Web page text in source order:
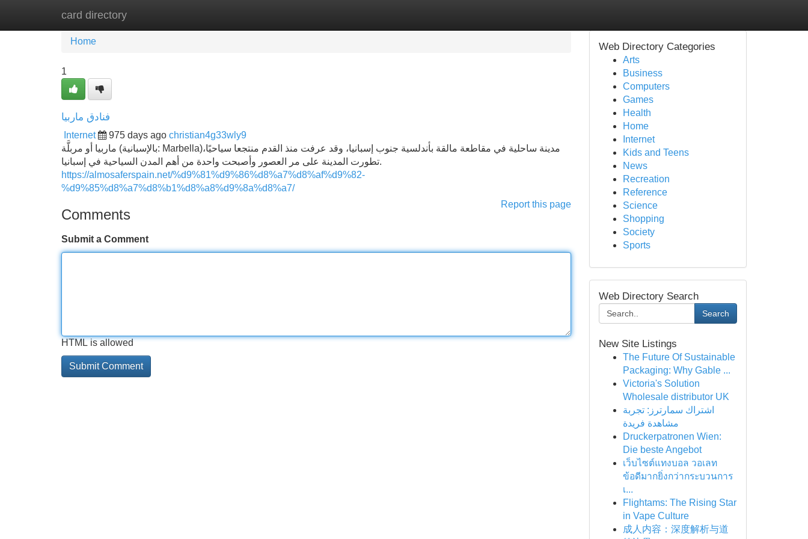
card directory
Home New Site Listings
Home
1
فنادق ماربيا
Internet 975 days ago christian4g33wly9
ماربيا أو مربلَّة (بالإسبانية: Marbella)‏ مدينة ساحلية في مقاطعة مالقة بأندلسية جنوب إسبانيا، وقد عرفت منذ القدم منتجعا سياحيًا،
تطورت المدينة على مر العصور وأصبحت واحدة من أهم المدن السياحية في إسبانيا.
https://almosaferspain.net/%d9%81%d9%86%d8%a7%d8%af%d9%82-
%d9%85%d8%a7%d8%b1%d8%a8%d9%8a%d8%a7/
Report this page
Comments
Submit a Comment
HTML is allowed
Web Directory Categories
Arts
Business
Computers
Games
Health
Home
Internet
Kids and Teens
News
Recreation
Reference
Science
Shopping
Society
Sports
Web Directory Search
Search
New Site Listings
The Future Of Sustainable
Packaging: Why Gable ...
Victoria's Solution
Wholesale distributor UK
اشتراك سمارترز: تجربة
مشاهدة فريدة
Druckerpatronen Wien:
Die beste Angebot
เว็บไซต์แทงบอล วอเลท
ข้อดีมากยิ่งกว่ากระบวนการ
เ...
Flightams: The Rising Star
in Vape Culture
成人内容：深度解析与道